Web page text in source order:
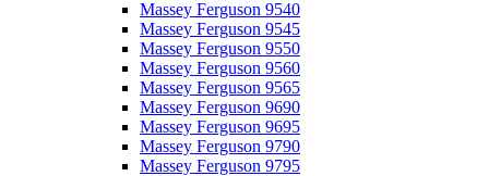
Massey Ferguson 9540
Massey Ferguson 9545
Massey Ferguson 9550
Massey Ferguson 9560
Massey Ferguson 9565
Massey Ferguson 9690
Massey Ferguson 9695
Massey Ferguson 9790
Massey Ferguson 9795